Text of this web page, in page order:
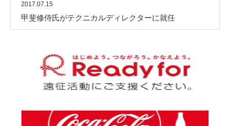
2017.07.15
甲斐修侍氏がテクニカルディレクターに就任